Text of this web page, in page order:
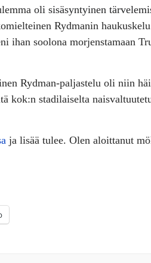
oli sisäsyntyinen
Rydmanin
ihan soolona morjenstamaan
Rydman-paljastelu oli niin
kok:n stadilaiselta
ja lisää tulee. Olen aloittanut